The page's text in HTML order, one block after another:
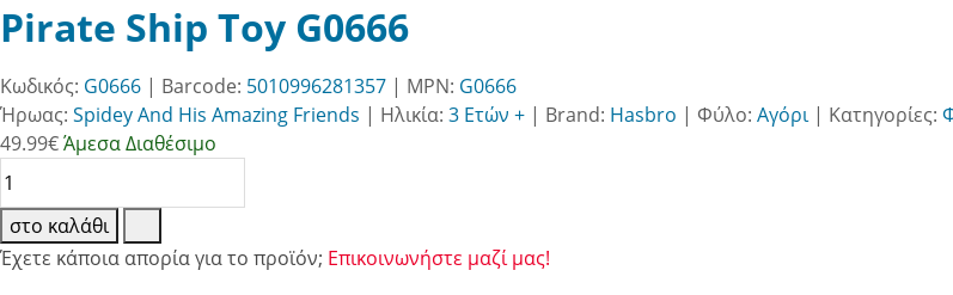
Pirate Ship Toy G0666
Κωδικός: G0666 | Barcode: 5010996281357 | MPN: G0666
Ήρωας: Spidey And His Amazing Friends | Ηλικία: 3 Ετών + | Brand: Hasbro | Φύλο: Αγόρι| Κατηγορίες:
49.99€Άμεσα Διαθέσιμο
στο καλάθι
Έχετε κάποια απορία για το προϊόν; Επικοινωνήστε μαζί μας!